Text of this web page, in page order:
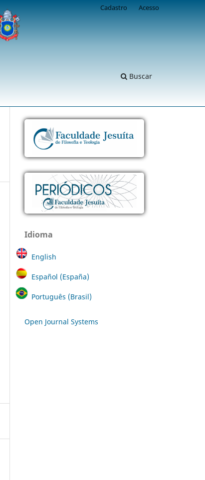
Buscar
Cadastro Acesso
Idioma
English
Español (España)
Português (Brasil)
Open Journal Systems